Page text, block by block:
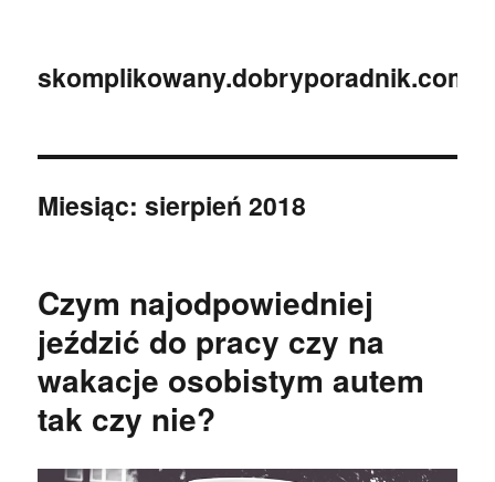
Miesiąc:sierpień 2018
Czym najodpowiedniej
jeździć do pracy czy na
wakacje osobistym autem
tak czy nie?